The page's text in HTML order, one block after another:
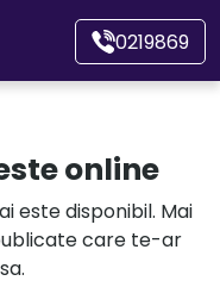
0219869
online
este disponibil. Mai
care te-ar